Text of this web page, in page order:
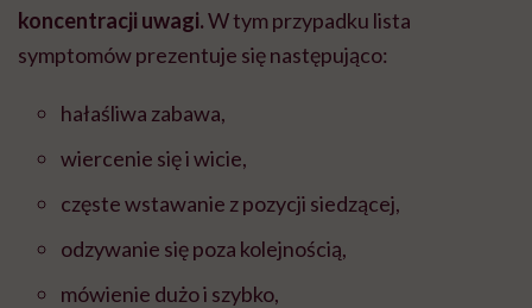
koncentracji uwagi.W tym przypadku lista
symptomów prezentuje się następująco:
hałaśliwa zabawa,
wiercenie się i wicie,
częste wstawanie z pozycji siedzącej,
odzywanie się poza kolejnością,
mówienie dużo i szybko,